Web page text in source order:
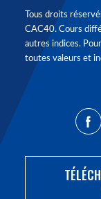
Tous droits
CAC40. Cours
autres indices.
toutes valeurs et